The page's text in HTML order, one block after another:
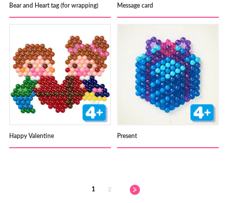
Bear and Heart tag (for wrapping) Message card
Happy Valentine Present
1 2